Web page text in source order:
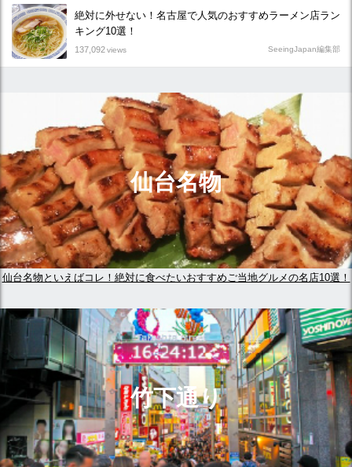
絶対に外せない！名古屋で人気のおすすめラーメン店ラン
キング10選！
137,092views SeeingJapan編集部
仙台名物
仙台名物といえばコレ！絶対に食べたいおすすめご当地グルメの名店10選！
竹下通り